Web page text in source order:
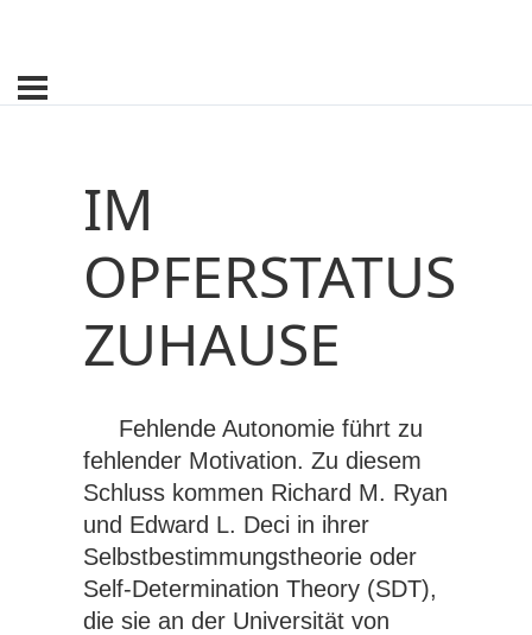
IM
OPFERSTATUS
ZUHAUSE
Fehlende Autonomie führt zu
fehlender Motivation. Zu diesem
Schluss kommen Richard M. Ryan
und Edward L. Deci in ihrer
Selbstbestimmungstheorie oder
Self-Determination Theory (SDT),
die sie an der Universität von